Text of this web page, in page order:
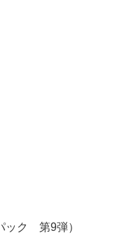
ック 第9弾）